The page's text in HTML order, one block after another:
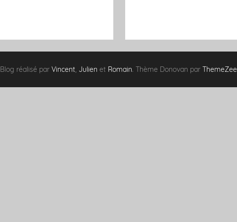
Blog réalisé par Vincent, Julien et Romain. Thème Donovan par ThemeZee